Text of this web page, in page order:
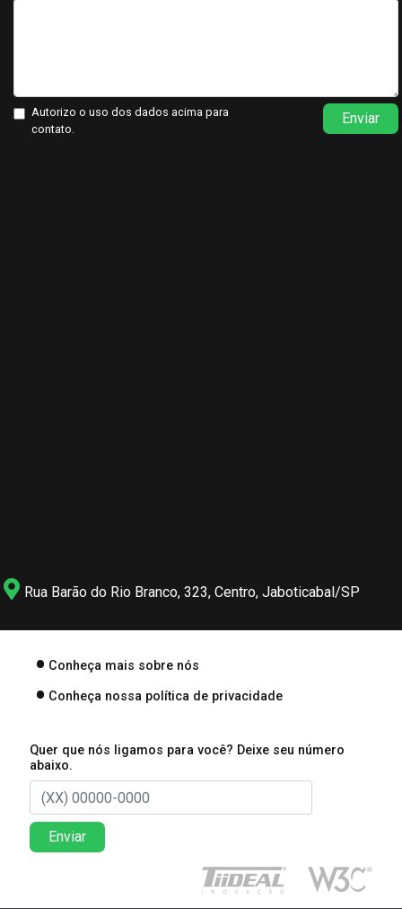
Autorizo o uso dos dados acima para
contato.
Enviar
Rua Barão do Rio Branco, 323, Centro, Jaboticabal/SP
Conheça mais sobre nós
Conheça nossa política de privacidade
Quer que nós ligamos para você? Deixe seu número
abaixo.
Enviar